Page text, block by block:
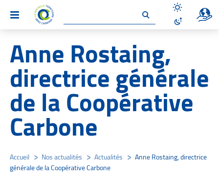
Un
Désactiver
Activer le
Anne Rostaing,
directrice générale
de la Coopérative
Carbone
Accueil Nos actualités Actualités
Anne Rostaing, directrice
générale de la Coopérative Carbone